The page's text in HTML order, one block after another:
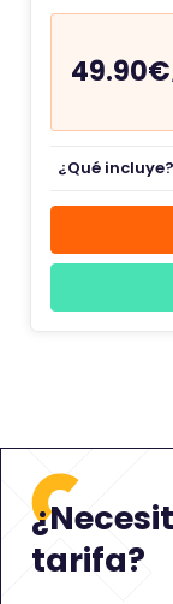
49.90€
¿Qué incluye?
tarifa?